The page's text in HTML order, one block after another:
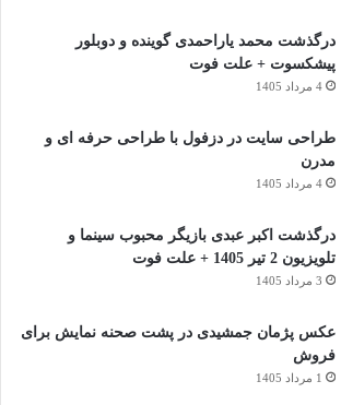
درگذشت محمد یاراحمدی گوینده و دوبلور
پیشکسوت + علت فوت
4 مرداد 1405
طراحی سایت در دزفول با طراحی حرفه‌ ای و
مدرن
4 مرداد 1405
درگذشت اکبر عبدی بازیگر محبوب سینما و
تلویزیون 2 تیر 1405 + علت فوت
3 مرداد 1405
عکس پژمان جمشیدی در پشت صحنه نمایش برای
فروش
1 مرداد 1405